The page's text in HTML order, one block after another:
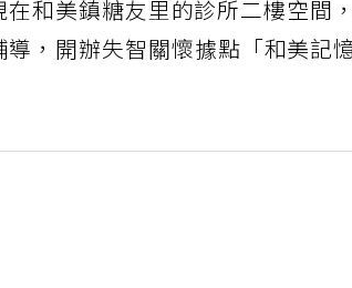
和美鎮糖友里的診所二樓空間，
導，開辦失智關懷據點「和美記